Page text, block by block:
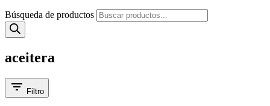
Búsqueda de productos
aceitera
Filtro